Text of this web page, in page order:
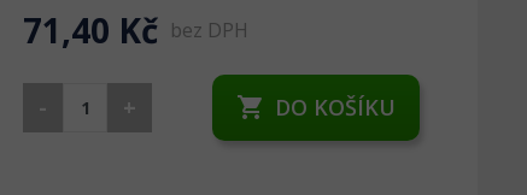
71,40 Kč bez DPH
- + shopping_cart DO KOŠÍKU